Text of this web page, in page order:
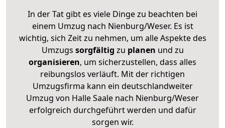
In der Tat gibt es viele Dinge zu beachten bei
einem Umzug nach Nienburg/Weser. Es ist
wichtig, sich Zeit zu nehmen, um alle Aspekte des
Umzugs sorgfältig zu planen und zu
organisieren, um sicherzustellen, dass alles
reibungslos verläuft. Mit der richtigen
Umzugsfirma kann ein deutschlandweiter
Umzug von Halle Saale nach Nienburg/Weser
erfolgreich durchgeführt werden und dafür
sorgen wir.